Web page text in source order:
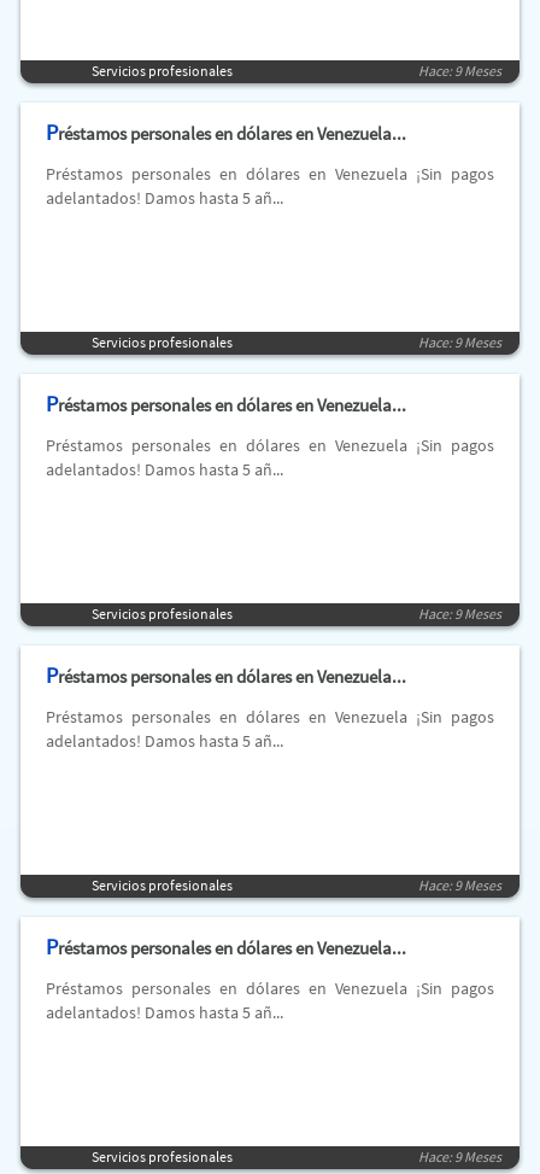
Servicios profesionales Hace: 9 Meses
Préstamos personales en dólares en Venezuela...
Préstamos personales en dólares en Venezuela ¡Sin pagos
adelantados! Damos hasta 5 añ...
Servicios profesionales Hace: 9 Meses
Préstamos personales en dólares en Venezuela...
Préstamos personales en dólares en Venezuela ¡Sin pagos
adelantados! Damos hasta 5 añ...
Servicios profesionales Hace: 9 Meses
Préstamos personales en dólares en Venezuela...
Préstamos personales en dólares en Venezuela ¡Sin pagos
adelantados! Damos hasta 5 añ...
Servicios profesionales Hace: 9 Meses
Préstamos personales en dólares en Venezuela...
Préstamos personales en dólares en Venezuela ¡Sin pagos
adelantados! Damos hasta 5 añ...
Servicios profesionales Hace: 9 Meses